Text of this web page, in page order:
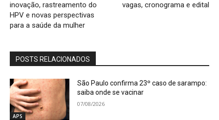
inovação, rastreamento do
HPV e novas perspectivas
para a saúde da mulher
vagas, cronograma e edital
POSTS RELACIONADOS
APS
São Paulo confirma 23º caso de sarampo:
saiba onde se vacinar
07/08/2026